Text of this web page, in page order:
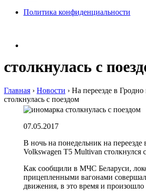
Политика конфиденциальности
столкнулась с
Главная › Новости › На переезде в
столкнулась с поездом
07.05.2017
В ночь на понедельник на переезде
Volkswagen T5 Multivan столкнулся
Как сообщили в МЧС Беларуси,
прицепленными вагонами
движения, в это время и произошло